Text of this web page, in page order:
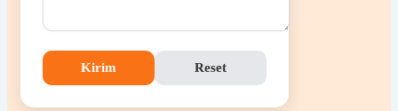
Kirim Reset